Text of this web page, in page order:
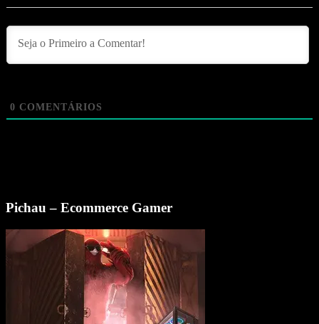
0 COMENTÁRIOS
Pichau – Ecommerce Gamer